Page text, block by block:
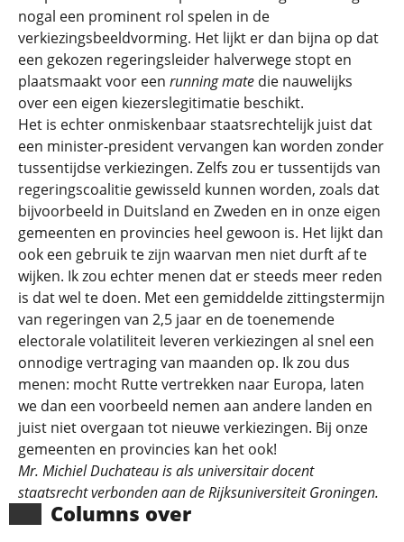
nogal een prominent rol spelen in de
verkiezingsbeeldvorming. Het lijkt er dan bijna op dat
een gekozen regeringsleider halverwege stopt en
plaatsmaakt voor een running mate die nauwelijks
over een eigen kiezerslegitimatie beschikt.
Het is echter onmiskenbaar staatsrechtelijk juist dat
een minister-president vervangen kan worden zonder
tussentijdse verkiezingen. Zelfs zou er tussentijds van
regeringscoalitie gewisseld kunnen worden, zoals dat
bijvoorbeeld in Duitsland en Zweden en in onze eigen
gemeenten en provincies heel gewoon is. Het lijkt dan
ook een gebruik te zijn waarvan men niet durft af te
wijken. Ik zou echter menen dat er steeds meer reden
is dat wel te doen. Met een gemiddelde zittingstermijn
van regeringen van 2,5 jaar en de toenemende
electorale volatiliteit leveren verkiezingen al snel een
onnodige vertraging van maanden op. Ik zou dus
menen: mocht Rutte vertrekken naar Europa, laten
we dan een voorbeeld nemen aan andere landen en
juist niet overgaan tot nieuwe verkiezingen. Bij onze
gemeenten en provincies kan het ook!
Mr. Michiel Duchateau is als universitair docent
staatsrecht verbonden aan de Rijksuniversiteit Groningen.
Columns over